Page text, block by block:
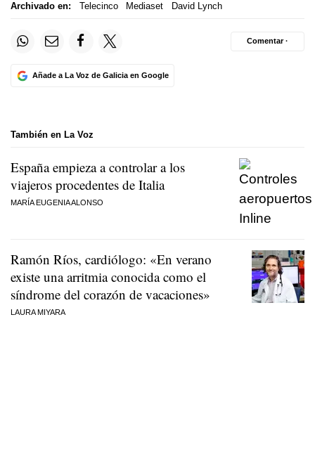
Archivado en: Telecinco Mediaset David Lynch
Añade a La Voz de Galicia en Google
Comentar ·
También en La Voz
España empieza a controlar a los
viajeros procedentes de Italia
MARÍA EUGENIA ALONSO
Ramón Ríos, cardiólogo: «En verano
existe una arritmia conocida como el
síndrome del corazón de vacaciones»
LAURA MIYARA